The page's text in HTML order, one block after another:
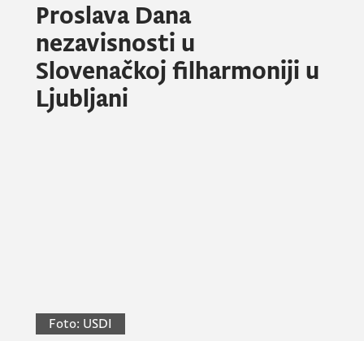
Proslava Dana
nezavisnosti u
Slovenačkoj filharmoniji u
Ljubljani
Foto: USDI